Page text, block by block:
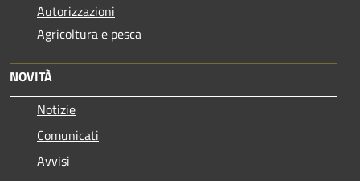
Autorizzazioni
Agricoltura e pesca
NOVITÀ
Notizie
Comunicati
Avvisi